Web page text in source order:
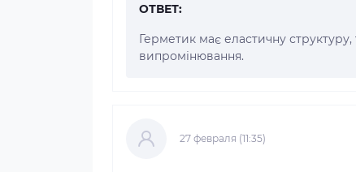
ОТВЕТ:
Герметик має еластичну
випромінювання.
27 февраля (11:35)